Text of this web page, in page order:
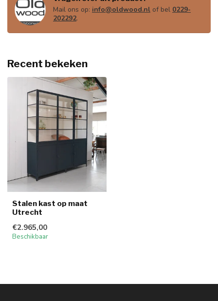
Mail ons op: info@oldwood.nl of bel 0229-
202292.
Recent bekeken
Stalen kast op maat
Utrecht
€2.965,00
Beschikbaar